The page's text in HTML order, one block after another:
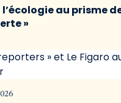
l’écologie au prisme
»